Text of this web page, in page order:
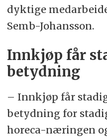
dyktige
Semb-Johansson.
Innkjøp får
betydning
– Innkjøp får
betydning for
horeca-næringen